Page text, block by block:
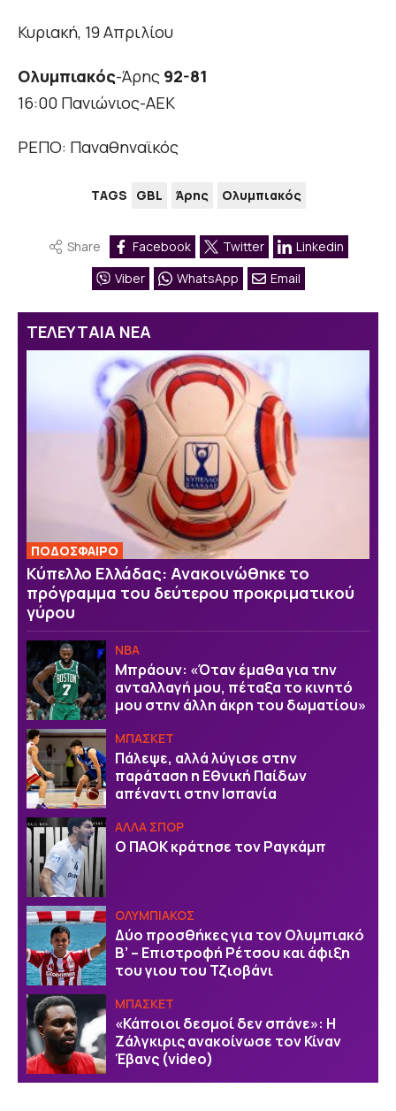
Κυριακή, 19 Απριλίου
Ολυμπιακός-Άρης 92-81
16:00 Πανιώνιος-ΑΕΚ
ΡΕΠΟ: Παναθηναϊκός
TAGS GBL Άρης Ολυμπιακός
Share Facebook Twitter
Linkedin
Viber
WhatsApp Email
ΤΕΛΕΥΤΑΙΑ ΝΕΑ
ΠΟΔΟΣΦΑΙΡΟ
Κύπελλο Ελλάδας: Ανακοινώθηκε το
πρόγραμμα του δεύτερου προκριματικού
γύρου
NBA
Μπράουν: «Όταν έμαθα για την
ανταλλαγή μου, πέταξα το κινητό
μου στην άλλη άκρη του δωματίου»
ΜΠΑΣΚΕΤ
Πάλεψε, αλλά λύγισε στην
παράταση η Εθνική Παίδων
απέναντι στην Ισπανία
ΑΛΛΑ ΣΠΟΡ
Ο ΠΑΟΚ κράτησε τον Ραγκάμπ
ΟΛΥΜΠΙΑΚΟΣ
Δύο προσθήκες για τον Ολυμπιακό
Β’ – Επιστροφή Ρέτσου και άφιξη
του γιου του Τζιοβάνι
ΜΠΑΣΚΕΤ
«Κάποιοι δεσμοί δεν σπάνε»: Η
Ζάλγκιρις ανακοίνωσε τον Κίναν
Έβανς (video)